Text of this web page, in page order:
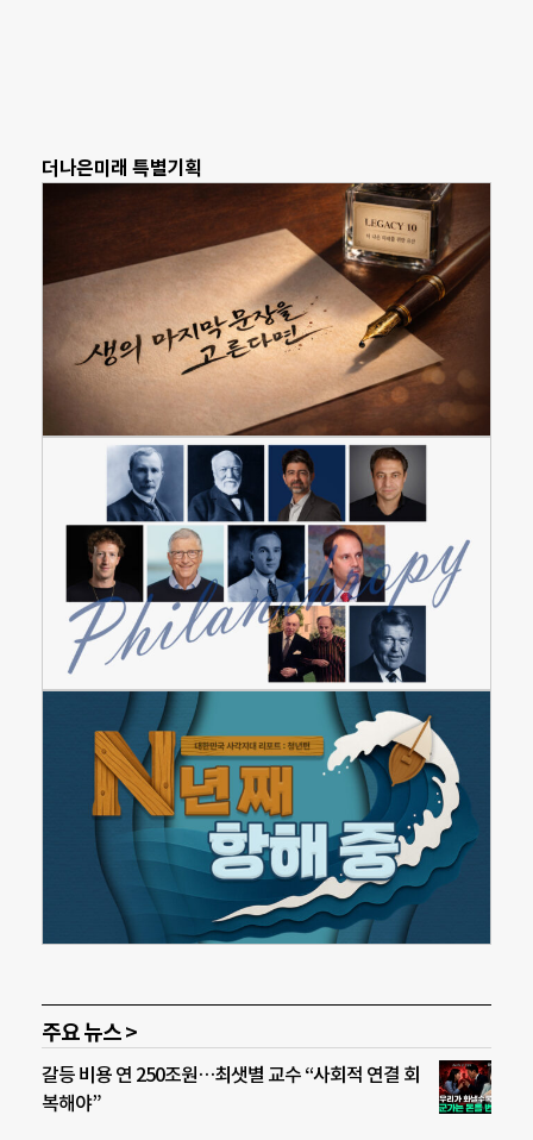
더나은미래 특별기획
주요 뉴스 >
갈등 비용 연 250조원…최샛별 교수 “사회적 연결 회
복해야”